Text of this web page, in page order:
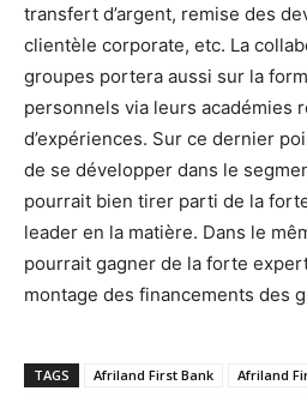
transfert d’argent, remise des
clientèle corporate, etc. La
groupes portera aussi sur la
personnels via leurs académies
d’expériences. Sur ce dernier
de se développer dans le
pourrait bien tirer parti de la
leader en la matière. Dans le
pourrait gagner de la forte
montage des financements des
TAGS Afriland First Bank Afriland